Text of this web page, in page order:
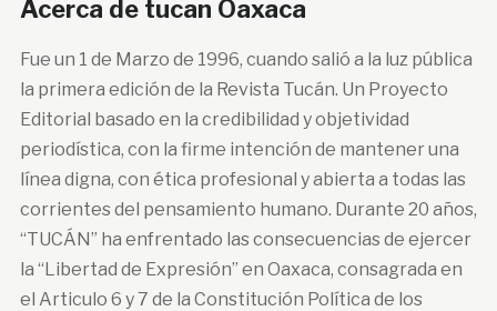
Acerca de tucan Oaxaca
Fue un 1 de Marzo de 1996, cuando salió a la luz pública
la primera edición de la Revista Tucán. Un Proyecto
Editorial basado en la credibilidad y objetividad
periodística, con la firme intención de mantener una
línea digna, con ética profesional y abierta a todas las
corrientes del pensamiento humano. Durante 20 años,
“TUCÁN” ha enfrentado las consecuencias de ejercer
la “Libertad de Expresión” en Oaxaca, consagrada en
el Articulo 6 y 7 de la Constitución Política de los